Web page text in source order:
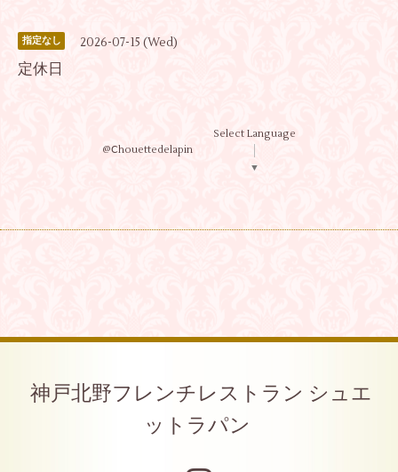
指定なし 2026-07-15 (Wed)
定休日
@Ⅽhouettedelapin
Select Language
▼
神戸北野フレンチレストラン シュエ
ットラパン